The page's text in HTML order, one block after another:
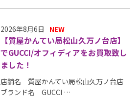
2026年8月6日 NEW
【質屋かんてい局松山久万ノ台店】
でGUCCI/オフィディアをお買取致し
ました！
店舗名 質屋かんてい局松山久万ノ台店
ブランド名 GUCCI …